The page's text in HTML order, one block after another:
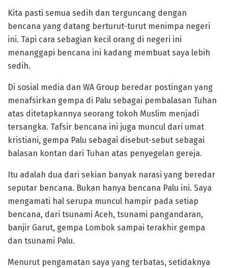
Kita pasti semua sedih dan terguncang dengan
bencana yang datang berturut-turut menimpa negeri
ini. Tapi cara sebagian kecil orang di negeri ini
menanggapi bencana ini kadang membuat saya lebih
sedih.
Di sosial media dan WA Group beredar postingan yang
menafsirkan gempa di Palu sebagai pembalasan Tuhan
atas ditetapkannya seorang tokoh Muslim menjadi
tersangka. Tafsir bencana ini juga muncul dari umat
kristiani, gempa Palu sebagai disebut-sebut sebagai
balasan kontan dari Tuhan atas penyegelan gereja.
Itu adalah dua dari sekian banyak narasi yang beredar
seputar bencana. Bukan hanya bencana Palu ini. Saya
mengamati hal serupa muncul hampir pada setiap
bencana, dari tsunami Aceh, tsunami pangandaran,
banjir Garut, gempa Lombok sampai terakhir gempa
dan tsunami Palu.
Menurut pengamatan saya yang terbatas, setidaknya